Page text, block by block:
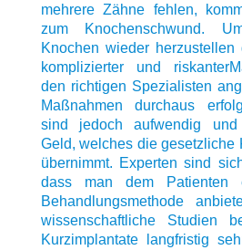
mehrere Zähne fehlen,
zum Knochenschwund.
Knochen wieder
komplizierter und
den richtigen Spezialisten
Maßnahmen durchaus
sind jedoch aufwendig und
Geld, welches die gesetzliche
übernimmt. Experten sind
dass man dem Patienten
Behandlungsmethode
wissenschaftliche Studien
Kurzimplantate langfristig